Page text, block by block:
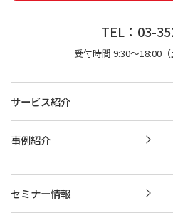
TEL：03-
受付時間 9:30～18:00（
サービス紹介
事例紹介
セミナー情報